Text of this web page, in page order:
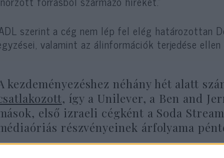
szerint a cég nem lép fel elég határozottan
valamint az álinformációk terjedése ellen
kezdeményezéshez néhány hét alatt
, így a Unilever, a Ben and
első izraeli cégként a Soda
részvényeinek árfolyama